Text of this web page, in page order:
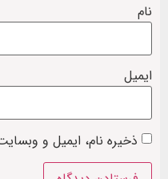
نام
ایمیل
ذخیره نام، ایمیل و